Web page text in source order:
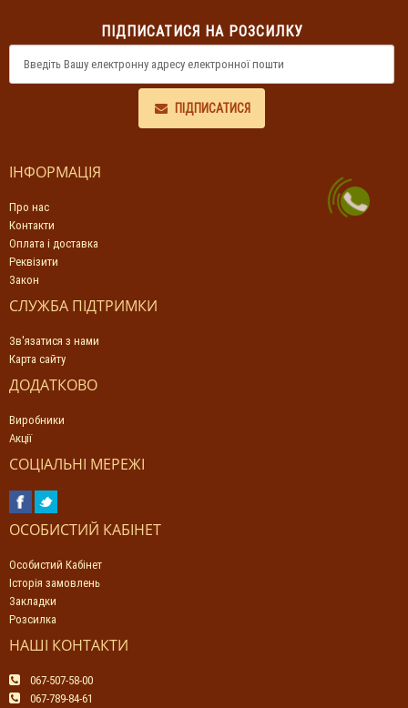
ПІДПИСАТИСЯ НА РОЗСИЛКУ
ПІДПИСАТИСЯ
ІНФОРМАЦІЯ
Про нас
Контакти
Оплата і доставка
Реквізити
Закон
СЛУЖБА ПІДТРИМКИ
Зв'язатися з нами
Карта сайту
ДОДАТКОВО
Виробники
Акції
СОЦІАЛЬНІ МЕРЕЖІ
ОСОБИСТИЙ КАБІНЕТ
Особистий Кабінет
Історія замовлень
Закладки
Розсилка
НАШІ КОНТАКТИ
067-507-58-00
067-789-84-61